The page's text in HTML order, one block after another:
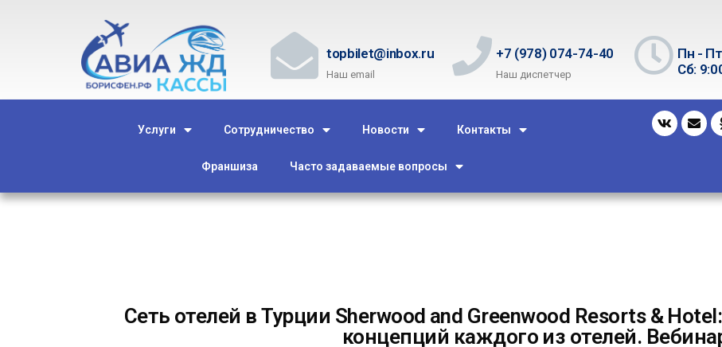
topbilet@inbox.ru
Наш email
+7 (978) 074-74-40
Наш диспетчер
Пн -
Сб:
Услуги Сотрудничество Новости Контакты
Франшиза Часто задаваемые вопросы
Сеть отелей в Турции Sherwood and Greenwood Resorts &
концепций каждого из отелей.